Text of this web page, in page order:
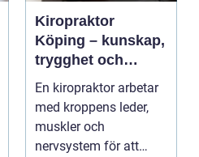
Kiropraktor
Köping – kunskap,
trygghet och
behandling som
gör skillnad
En kiropraktor arbetar
med kroppens leder,
muskler och
nervsystem för att